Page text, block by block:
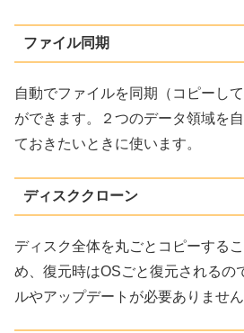
ファイル同期
自動でファイルを同期（コピーし
ができます。２つのデータ領域を
ておきたいときに使います。
ディスククローン
ディスク全体を丸ごとコピーする
め、復元時はOSごと復元されるの
ルやアップデートが必要ありません